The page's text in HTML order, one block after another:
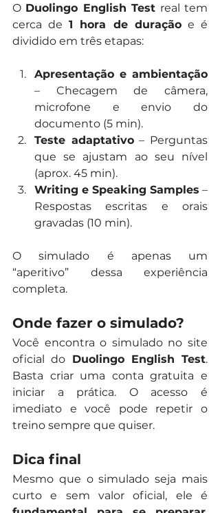
O Duolingo English Test real tem
cerca de 1 hora de duração e é
dividido em três etapas:
Apresentação e ambientação
– Checagem de câmera,
microfone e envio do
documento (5 min).
Teste adaptativo – Perguntas
que se ajustam ao seu nível
(aprox. 45 min).
Writing e Speaking Samples –
Respostas escritas e orais
gravadas (10 min).
O simulado é apenas um
“aperitivo” dessa experiência
completa.
Onde fazer o simulado?
Você encontra o simulado no site
oficial do Duolingo English Test.
Basta criar uma conta gratuita e
iniciar a prática. O acesso é
imediato e você pode repetir o
treino sempre que quiser.
Dica final
Mesmo que o simulado seja mais